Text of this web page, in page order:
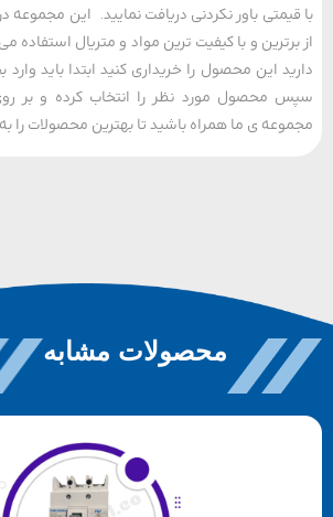
باور نکردنی دریافت نمایید. این مجموعه در
و با کیفیت ترین مواد و متریال استفاده می
این محصول را خریداری کنید ابتدا باید وارد
محصول مورد نظر را انتخاب کرده و بر روی دکمه
ی ما همراه باشید تا بهترین محصولات را به شما
محصولات مشابه